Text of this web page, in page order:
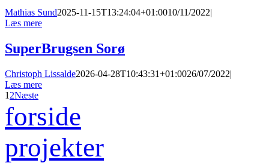
Mathias Sund2025-11-15T13:24:04+01:0010/11/2022|
Læs mere
SuperBrugsen Sorø
Christoph Lissalde2026-04-28T10:43:31+01:0026/07/2022|
Læs mere
1 2Næste
forside
projekter